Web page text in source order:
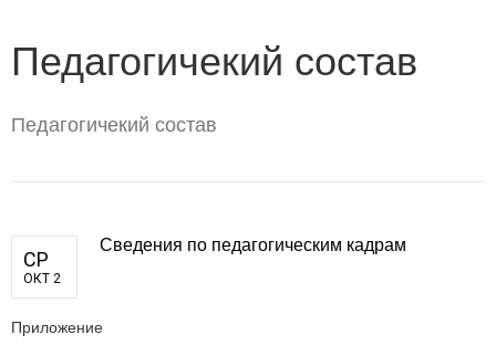
Педагогичекий состав
Педагогичекий состав
СР
ОКТ 2
Сведения по педагогическим кадрам
Приложение